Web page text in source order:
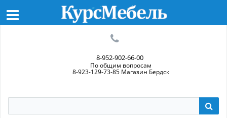
8-952-902-66-00
По общим вопросам
8-923-129-73-85 Магазин Бердск